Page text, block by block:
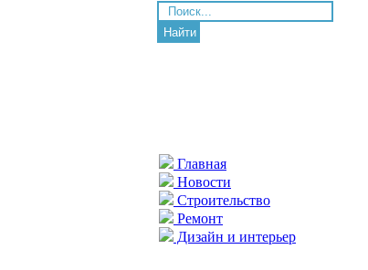
Найти
Главная
Новости
Строительство
Ремонт
Дизайн и интерьер